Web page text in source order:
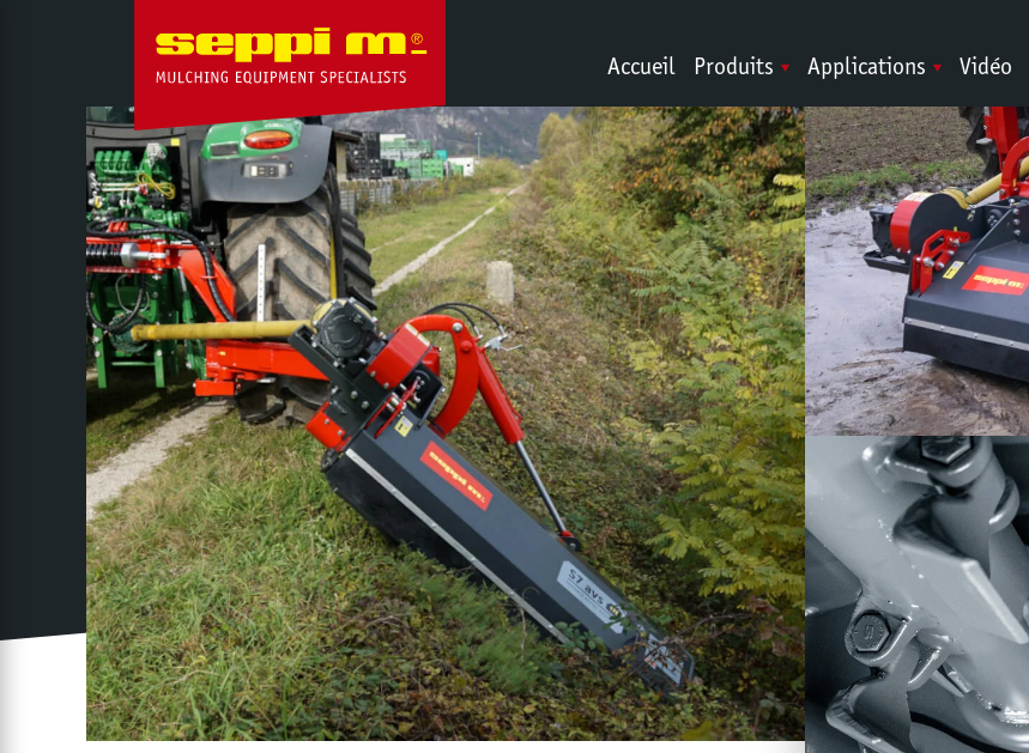
Accueil Produits Applications Vidéo